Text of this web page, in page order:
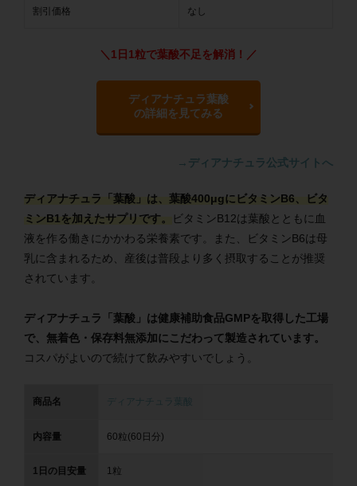
割引価格 なし
＼1日1粒で葉酸不足を解消！／
ディアナチュラ葉酸
の詳細を見てみる
→ディアナチュラ公式サイトへ
ディアナチュラ「葉酸」は、葉酸400μgにビタミンB6、ビタ
ミンB1を加えたサプリです。
ビタミンB12は葉酸とともに血
液を作る働きにかかわる栄養素です。また、ビタミンB6は母
乳に含まれるため、産後は普段より多く摂取することが推奨
されています。
ディアナチュラ「葉酸」は健康補助食品GMPを取得した工場
で、無着色・保存料無添加にこだわって製造されています。
コスパがよいので続けて飲みやすいでしょう。
商品名 ディアナチュラ葉酸
内容量 60粒(60日分)
1日の目安量 1粒